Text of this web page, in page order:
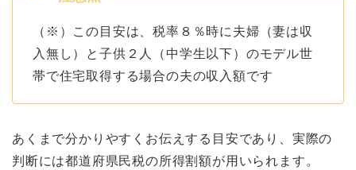
（※）この目安は、税率８％時に夫婦（妻は収
入無し）と子供２人（中学生以下）のモデル世
帯で住宅取得する場合の夫の収入額です
あくまで分かりやすくお伝えする目安であり、実際の
判断には都道府県民税の所得割額が用いられます。